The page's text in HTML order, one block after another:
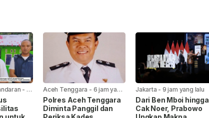
- 5
Aceh Tenggara - 6 jam yang
lalu
Polres Aceh Tenggara
Diminta Panggil dan
Jakarta - 9 jam yang lalu
Dari Ben Mboi hingga
Cak Noer, Prabowo